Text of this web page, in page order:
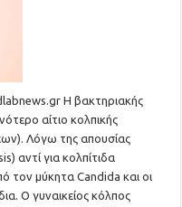
Η βακτηριακής
αίτιο κολπικής
Λόγω της απουσίας
αντί για κολπίτιδα
τον μύκητα Candida και οι
Ο γυναικείος κόλπος